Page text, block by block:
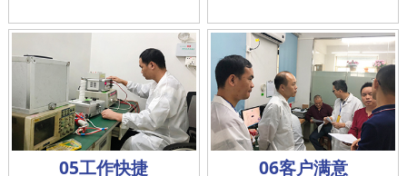
05工作快捷 06客户满意